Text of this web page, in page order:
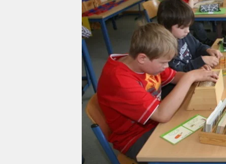
verlag
verlag
veranstaltungen
shop
fragen & hilfe
unterstützen
abo
genossenschaft